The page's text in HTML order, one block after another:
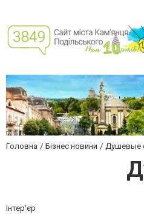
Головна Бізнес новини Душевые
Інтер'єр